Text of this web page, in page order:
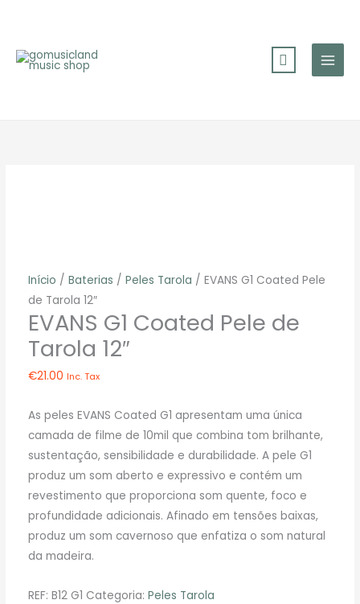
content
Início / Baterias / Peles Tarola / EVANS G1 Coated Pele
de Tarola 12″
EVANS G1 Coated Pele de
Tarola 12″
€21.00 Inc. Tax
As peles EVANS Coated G1 apresentam uma única
camada de filme de 10mil que combina tom brilhante,
sustentação, sensibilidade e durabilidade. A pele G1
produz um som aberto e expressivo e contém um
revestimento que proporciona som quente, foco e
profundidade adicionais. Afinado em tensões baixas,
produz um som cavernoso que enfatiza o som natural
da madeira.
REF: B12 G1 Categoria: Peles Tarola